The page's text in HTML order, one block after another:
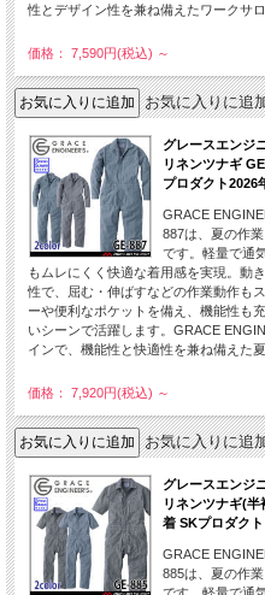
性とデザイン性を兼ね備えたワークサロ
価格： 7,590円(税込) ～
お気に入りに追
グレースエンジ
リネンツナギ
プロダクト2026
GRACE
887は、夏の作
です。軽量で通
もムレにくく快適な着用感を実現。動
性で、屈む・伸ばすなどの作業動作も
ーや便利なポケットを備え、機能性も
いシーンで活躍します。GRACE
インで、機能性と快適性を兼ね備えた
価格： 7,920円(税込) ～
お気に入りに追
グレースエンジ
リネンツナギ(
着 SKプロダク
GRACE
885は、夏の作